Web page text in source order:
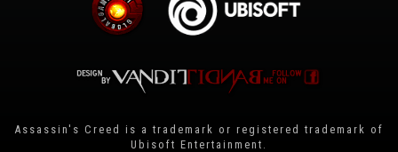
Assassin's Creed is a trademark or registered trademark of
Ubisoft Entertainment